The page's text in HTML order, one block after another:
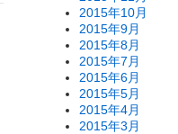
2015年10月
2015年9月
2015年8月
2015年7月
2015年6月
2015年5月
2015年4月
2015年3月